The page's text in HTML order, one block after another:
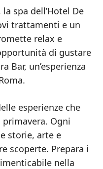
spa dell’Hotel De
trattamenti e un
relax e
di gustare
Bar, un’esperienza
esperienze che
primavera. Ogni
storie, arte e
scoperte. Prepara i
nella